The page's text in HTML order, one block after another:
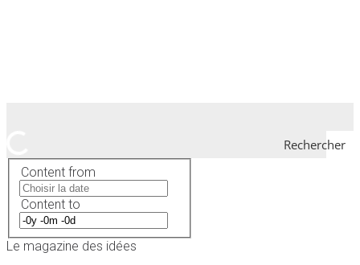
Rechercher
Content from
Content to
Le magazine des idées